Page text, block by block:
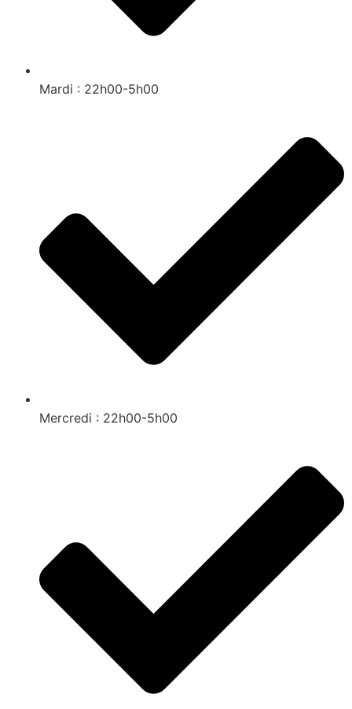
Mardi : 22h00-5h00
Mercredi : 22h00-5h00